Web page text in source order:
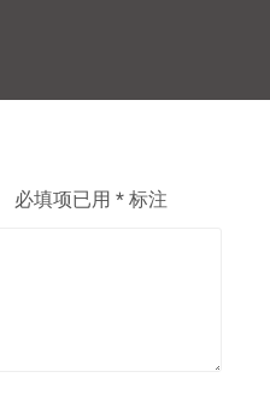
必填项已用 * 标注